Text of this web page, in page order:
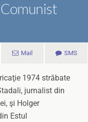
Mail SMS
1974 străbate
jurnalist din
şi Holger
Estul